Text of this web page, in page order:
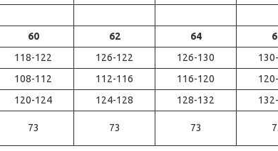
60 62 64
118-122 126-122 126-130
108-112 112-116 116-120
120-124 124-128 128-132
73 73 73